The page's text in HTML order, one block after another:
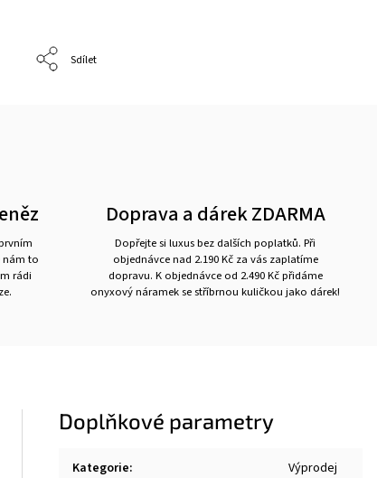
Sdílet
nám to
rádi
Doprava a dárek ZDARMA
Dopřejte si luxus bez dalších poplatků. Při
objednávce nad 2.190 Kč za vás zaplatíme
dopravu. K objednávce od 2.490 Kč přidáme
onyxový náramek se stříbrnou kuličkou jako dárek!
Doplňkové parametry
Kategorie: Výprodej